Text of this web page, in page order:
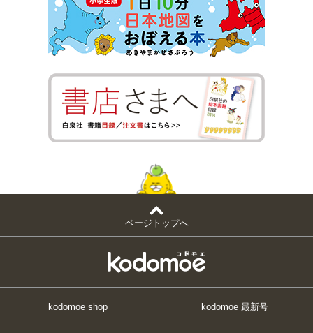
ページトップへ
kodomoe shop kodomoe 最新号